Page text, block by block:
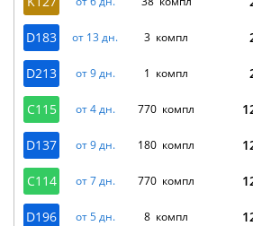
D183 от 13 дн. 3 компл
D213 от 9 дн. 1 компл
C115 от 4 дн. 770 компл
D137 от 9 дн. 180 компл
C114 от 7 дн. 770 компл
D196 от 5 дн. 8 компл